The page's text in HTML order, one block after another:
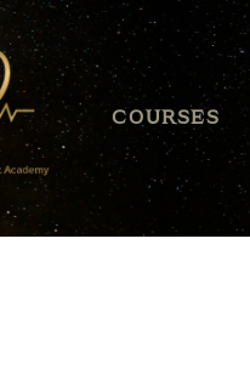
COURSES